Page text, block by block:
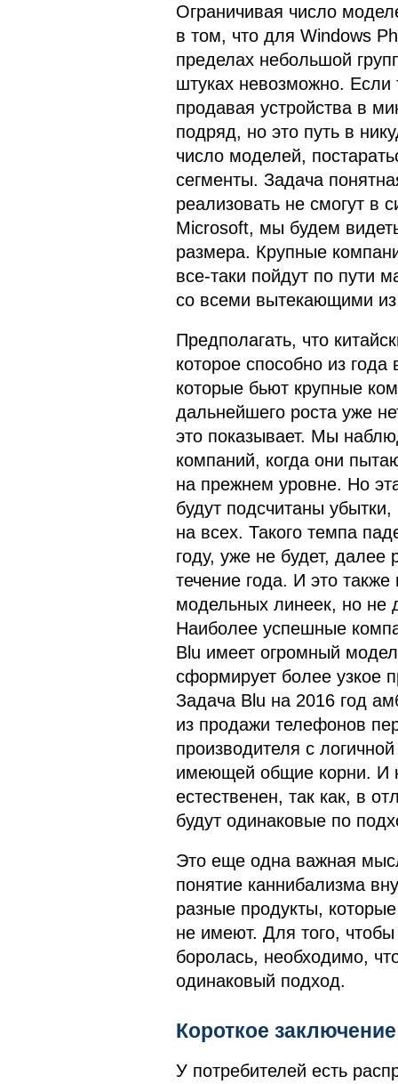
Ограничивая число
в том, что для Windows
пределах небольшой
штуках невозможно. Если
продавая устройства в
подряд, но это путь в
число моделей,
сегменты. Задача
реализовать не смогут в
Microsoft, мы будем
размера. Крупные
все-таки пойдут по пути
со всеми вытекающими из
Предполагать, что
которое способно из
которые бьют крупные
дальнейшего роста уже
это показывает. Мы
компаний, когда они
на прежнем уровне. Но
будут подсчитаны
на всех. Такого темпа
году, уже не будет,
течение года. И это
модельных линеек, но не
Наиболее успешные
Blu имеет огромный
сформирует более узкое
Задача Blu на 2016 год
из продажи телефонов
производителя с
имеющей общие корни. И
естественен, так как, в
будут одинаковые по
Это еще одна важная
понятие каннибализма
разные продукты,
не имеют. Для того,
боролась, необходимо,
одинаковый подход.
Короткое заключение
У потребителей есть